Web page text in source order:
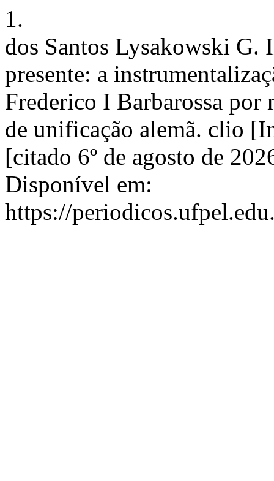
1.
dos Santos Lysakowski G.
presente: a
Frederico I Barbarossa por
de unificação alemã. clio
[citado 6º de agosto de
Disponível em:
https://